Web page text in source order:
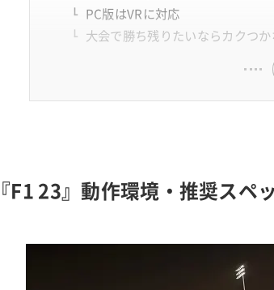
PC版はVRに対応
大会で勝ち残りたいならカクつ
『F1 23』動作環境・推奨スペ